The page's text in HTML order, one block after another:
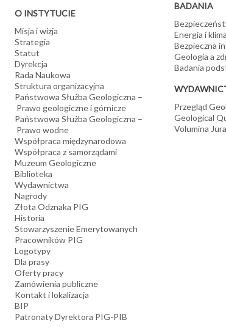
O INSTYTUCIE
Misja i wizja
Strategia
Statut
Dyrekcja
Rada Naukowa
Struktura organizacyjna
Państwowa Służba Geologiczna –
Prawo geologiczne i górnicze
Państwowa Służba Geologiczna –
Prawo wodne
Współpraca międzynarodowa
Współpraca z samorządami
Muzeum Geologiczne
Biblioteka
Wydawnictwa
Nagrody
Złota Odznaka PIG
Historia
Stowarzyszenie Emerytowanych
Pracowników PIG
Logotypy
Dla prasy
Oferty pracy
Zamówienia publiczne
Kontakt i lokalizacja
BIP
Patronaty Dyrektora PIG-PIB
BADANIA
Energia i
Bezpieczna
Geologia a
Badania
Przegląd
Geological
Volumina